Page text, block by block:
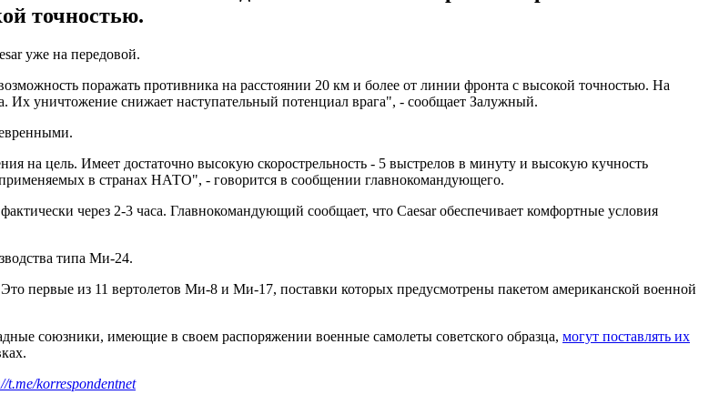
точностью.
уже на передовой.
поражать противника на расстоянии 20 км и более от линии фронта с высокой точностью. На
Их уничтожение снижает наступательный потенциал врага", - сообщает Залужный.
на цель. Имеет достаточно высокую скорострельность - 5 выстрелов в минуту и высокую кучность
в странах НАТО", - говорится в сообщении главнокомандующего.
через 2-3 часа. Главнокомандующий сообщает, что Caesar обеспечивает комфортные условия
типа Ми-24.
первые из 11 вертолетов Ми-8 и Ми-17, поставки которых предусмотрены пакетом американской военной
союзники, имеющие в своем распоряжении военные самолеты советского образца, могут поставлять их
t.me/korrespondentnet